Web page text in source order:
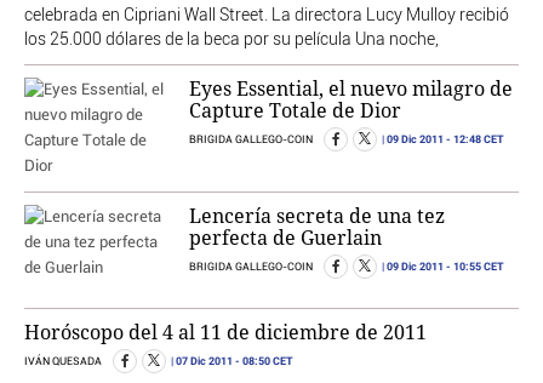
celebrada en Cipriani Wall Street. La directora Lucy Mulloy recibió
los 25.000 dólares de la beca por su película Una noche,
Eyes Essential, el nuevo milagro de
Capture Totale de Dior
BRIGIDA GALLEGO-COIN 09 Dic 2011 - 12:48 CET
Lencería secreta de una tez
perfecta de Guerlain
BRIGIDA GALLEGO-COIN 09 Dic 2011 - 10:55 CET
Horóscopo del 4 al 11 de diciembre de 2011
IVÁN QUESADA 07 Dic 2011 - 08:50 CET